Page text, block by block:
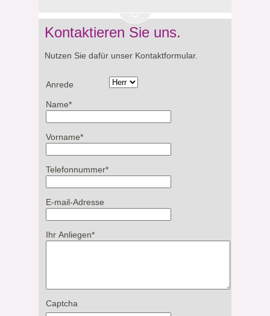
Kontaktieren Sie uns.
Nutzen Sie dafür unser Kontaktformular.
Anrede
Name*
Vorname*
Telefonnummer*
E-mail-Adresse
Ihr Anliegen*
Captcha